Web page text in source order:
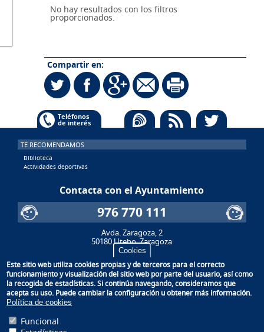
No hay resultados con los filtros
proporcionados.
Compartir en:
TE RECOMENDAMOS
Biblioteca
Actividades deportivas
Contacta con el Ayuntamiento
976 770 111
Avda. Zaragoza, 2
50180 Utebo, Zaragoza
LO MÁS VISITADO
“Un corazón para ti”, un proyecto solidario de un grupo de vecinas de Utebo
"Mujeres de Circo": visibilizando el papel de las mujeres circenses
Salida de limpieza al río Ebro
Utebo celebra la Semana Europea de la Prevención de Residuos
Sede electrónica
Social
Teléfonos
de interés
Cookies
Este sitio web utiliza cookies propias y de terceros para el correcto
funcionamiento y visualización del sitio web por parte del usuario, así como
la recogida de estadísticas. Si continúa navegando, consideramos que
acepta su uso. Puede cambiar la configuración u obtener más información.
Política de cookies
Funcional